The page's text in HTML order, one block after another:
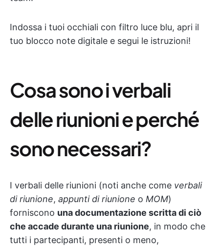
Indossa i tuoi occhiali con filtro luce blu, apri il
tuo blocco note digitale e segui le istruzioni!
Cosa sono i verbali
delle riunioni e perché
sono necessari?
I verbali delle riunioni (noti anche come verbali
di riunione, appunti di riunione o MOM)
forniscono una documentazione scritta di ciò
che accade durante una riunione, in modo che
tutti i partecipanti, presenti o meno,